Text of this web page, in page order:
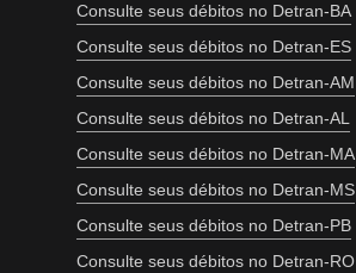
Consulte seus débitos no Detran-BA
Consulte seus débitos no Detran-ES
Consulte seus débitos no Detran-AM
Consulte seus débitos no Detran-AL
Consulte seus débitos no Detran-MA
Consulte seus débitos no Detran-MS
Consulte seus débitos no Detran-PB
Consulte seus débitos no Detran-RO